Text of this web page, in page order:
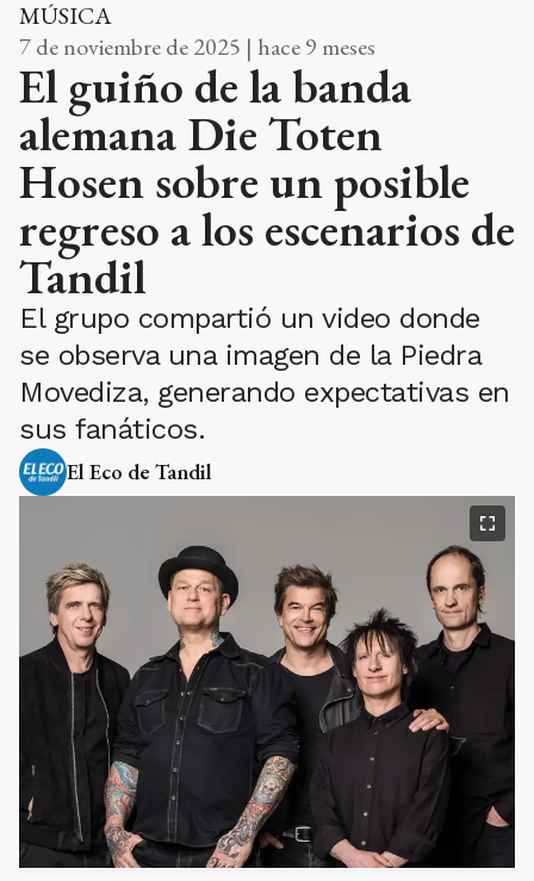
MÚSICA
7 de noviembre de 2025 | hace 9 meses
El guiño de la banda
alemana Die Toten
Hosen sobre un posible
regreso a los escenarios de
Tandil
El grupo compartió un video donde
se observa una imagen de la Piedra
Movediza, generando expectativas en
sus fanáticos.
El Eco de Tandil